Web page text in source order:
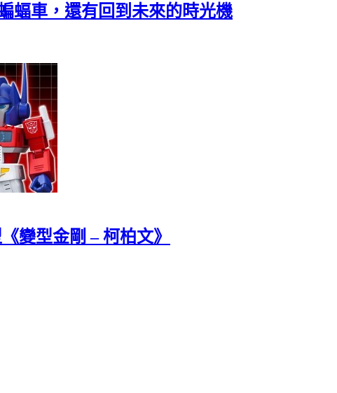
蝠車，還有回到未來的時光機
變型金剛 – 柯柏文》